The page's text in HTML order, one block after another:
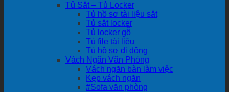
Tủ Sắt – Tủ Locker
Tủ hồ sơ tài liệu sắt
Tủ sắt locker
Tủ locker gỗ
Tủ file tài liệu
Tủ hồ sơ di động
Vách Ngăn Văn Phòng
Vách ngăn bàn làm việc
Kẹp vách ngăn
#Sofa văn phòng